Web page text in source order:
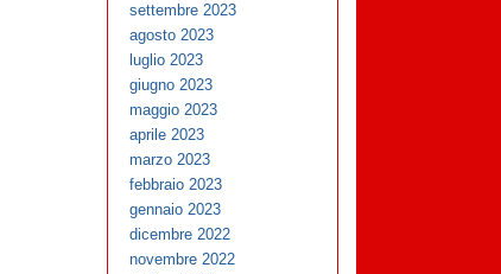
settembre 2023
agosto 2023
luglio 2023
giugno 2023
maggio 2023
aprile 2023
marzo 2023
febbraio 2023
gennaio 2023
dicembre 2022
novembre 2022